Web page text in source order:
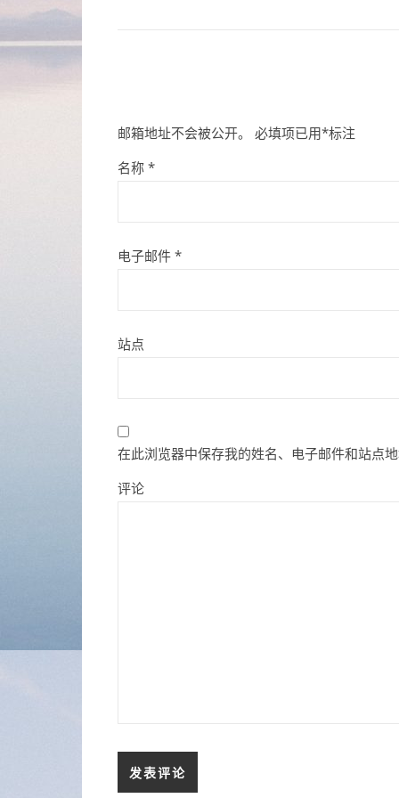
邮箱地址不会被公开。 必填项已用*标注
名称 *
电子邮件 *
站点
在此浏览器中保存我的姓名、电子邮件和站点
评论